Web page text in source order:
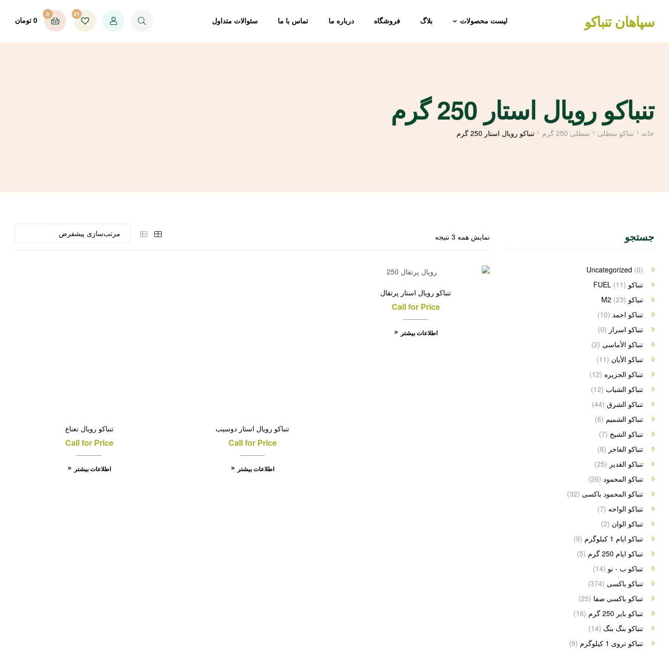
سپاهان تنباکو لیست محصولات بلاگ فروشگاه درباره ما تماس با ما سئوالات متداول
21
0
0 تومان
تنباکو رویال استار 250 گرم
خانه تنباکو سطلی سطلی 250 گرم تنباکو رویال استار 250 گرم
نمایش همه 3 نتیجه
تنباکو رویال استار پرتقال
Call for Price
اطلاعات بیشتر
تنباکو رویال استار دوسیب
Call for Price
اطلاعات بیشتر
تنباکو رویال نعناع
Call for Price
اطلاعات بیشتر
جستجو
Uncategorized (6)
تنباکو FUEL (11)
تنباکو M2 (23)
تنباکو احمد (10)
تنباکو اسرار (0)
تنباکو الأماسی (2)
تنباکو الأیان (11)
تنباکو الجزیره (12)
تنباکو الشباب (12)
تنباکو الشرق (44)
تنباکو الشمیم (6)
تنباکو الشیخ (7)
تنباکو الفاخر (8)
تنباکو القدیر (25)
تنباکو المحمود (26)
تنباکو المحمود باکسی (32)
تنباکو الواحه (7)
تنباکو الوان (2)
تنباکو ایام 1 کیلوگرم
(9)
تنباکو ایام 250 گرم
(5)
تنباکو ب - نو (14)
تنباکو باکسی (374)
تنباکو باکسی صفا (25)
تنباکو بایر 250 گرم
(16)
تنباکو بنگ بنگ (14)
تنباکو تروی 1 کیلوگرم
(9)